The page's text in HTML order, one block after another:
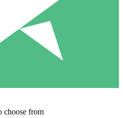
choose from